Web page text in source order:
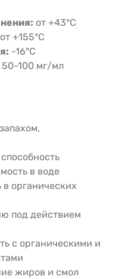
от +43°C
от +155°C
-16°C
50-100 мг/мл
в воде
органических
под действием
с органическими и
жиров и смол